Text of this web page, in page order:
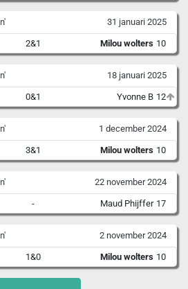
31 januari 2025
2&1 Milou wolters 10
18 januari 2025
0&1 Yvonne B 12
1 december 2024
3&1 Milou wolters 10
22 november 2024
- Maud Phijffer 17
2 november 2024
1&0 Milou wolters 10